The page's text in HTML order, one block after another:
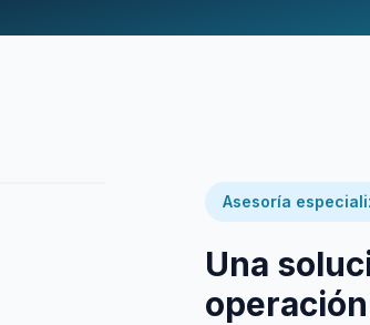
Asesoría
Una
operación